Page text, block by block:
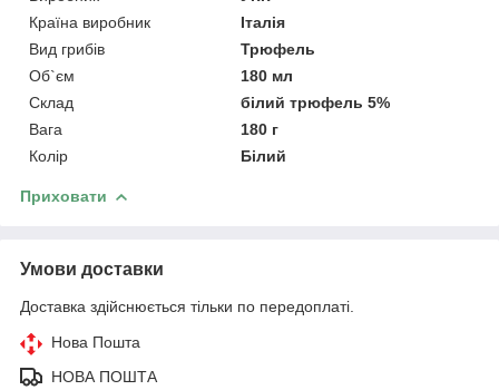
Країна виробник
Італія
Вид грибів
Трюфель
Об`єм
180 мл
Склад
білий трюфель 5%
Вага
180 г
Колір
Білий
Приховати
Умови доставки
Доставка здійснюється тільки по передоплаті.
Нова Пошта
НОВА ПОШТА